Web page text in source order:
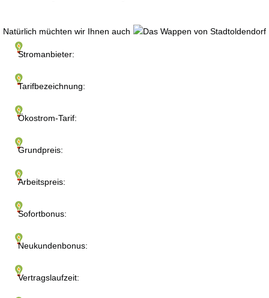
Stromanbieter:
Tarifbezeichnung:
Ökostrom-Tarif:
Grundpreis:
Arbeitspreis:
Sofortbonus:
Neukundenbonus:
Vertragslaufzeit:
Natürlich müchten wir Ihnen auch